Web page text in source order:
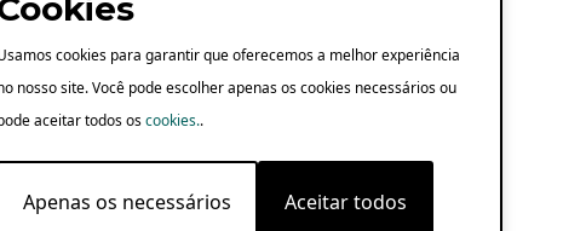
cookies para garantir que oferecemos a melhor experiência
nosso site. Você pode escolher apenas os cookies necessários ou
aceitar todos oscookies..
Apenas os necessários Aceitar todos